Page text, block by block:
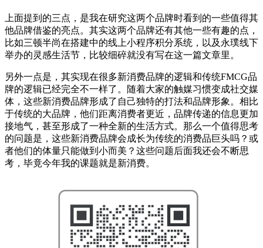
上面提到的三点，是我在研究这两个品牌时看到的一些值得其
他品牌借鉴的亮点。其实这两个品牌还有其他一些有趣的点，
比如三顿半尚在搭建中的线上小程序积分系统，以及永璞线下
举办的灵感生活节，比较细碎就没有写在这一篇文章里。
另外一点是，其实现在很多新消费品牌的逻辑和传统FMCG品
牌的逻辑已经完全不一样了。随着大家的触媒习惯变成社交媒
体，这些新消费品牌形成了自己独特的打法和品牌形象。相比
于传统的大品牌，他们距离消费者更近，品牌传递的信息更加
接地气，甚至形成了一种全新的生活方式。那么一个值得思考
的问题是，这些新消费品牌会成长为传统的消费品巨头吗？或
者他们的体量只能做到小而美？这些问题后面我还会不断思
考，毕竟今年我的课题就是新消费。